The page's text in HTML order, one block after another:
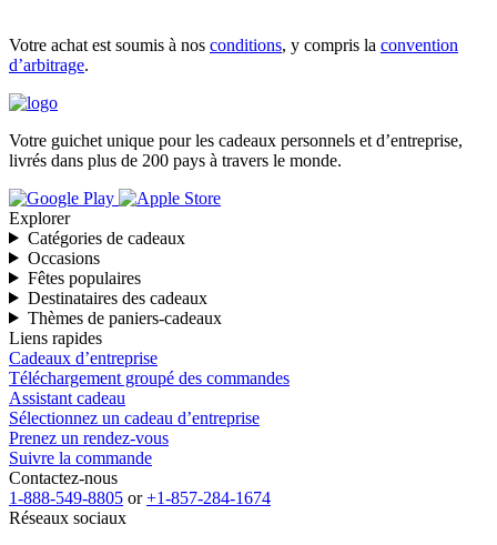
Votre achat est soumis à nos conditions, y compris la convention
d’arbitrage.
Votre guichet unique pour les cadeaux personnels et d’entreprise,
livrés dans plus de 200 pays à travers le monde.
Explorer
Catégories de cadeaux
Occasions
Fêtes populaires
Destinataires des cadeaux
Thèmes de paniers-cadeaux
Liens rapides
Cadeaux d’entreprise
Téléchargement groupé des commandes
Assistant cadeau
Sélectionnez un cadeau d’entreprise
Prenez un rendez-vous
Suivre la commande
Contactez-nous
1-888-549-8805 or+1-857-284-1674
Réseaux sociaux